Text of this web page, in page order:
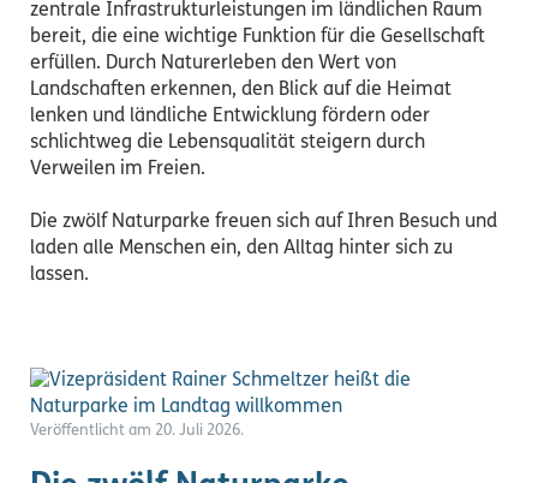
zentrale Infrastrukturleistungen im ländlichen Raum
bereit, die eine wichtige Funktion für die Gesellschaft
erfüllen. Durch Naturerleben den Wert von
Landschaften erkennen, den Blick auf die Heimat
lenken und ländliche Entwicklung fördern oder
schlichtweg die Lebensqualität steigern durch
Verweilen im Freien.
Die zwölf Naturparke freuen sich auf Ihren Besuch und
laden alle Menschen ein, den Alltag hinter sich zu
lassen.
Veröffentlicht am 20. Juli 2026.